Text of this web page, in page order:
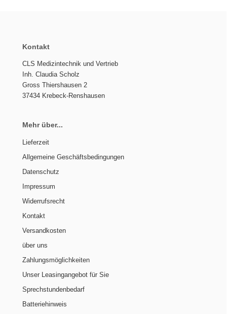
Kontakt
CLS Medizintechnik und Vertrieb
Inh. Claudia Scholz
Gross Thiershausen 2
37434 Krebeck-Renshausen
Mehr über...
Lieferzeit
Allgemeine Geschäftsbedingungen
Datenschutz
Impressum
Widerrufsrecht
Kontakt
Versandkosten
über uns
Zahlungsmöglichkeiten
Unser Leasingangebot für Sie
Sprechstundenbedarf
Batteriehinweis